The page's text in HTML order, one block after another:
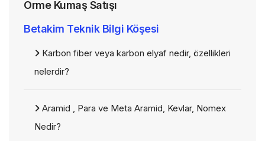
Örme Kumaş Satışı
Betakim Teknik Bilgi Köşesi
Karbon fiber veya karbon elyaf nedir, özellikleri
nelerdir?
Aramid , Para ve Meta Aramid, Kevlar, Nomex
Nedir?